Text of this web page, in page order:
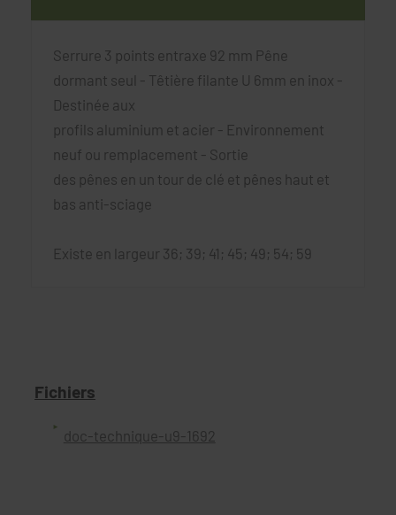
Serrure 3 points entraxe 92 mm Pêne
dormant seul - Têtière filante U 6mm en inox -
Destinée aux
profils aluminium et acier - Environnement
neuf ou remplacement - Sortie
des pênes en un tour de clé et pênes haut et
bas anti-sciage
Existe en largeur 36; 39; 41; 45; 49; 54; 59
Fichiers
doc-technique-u9-1692